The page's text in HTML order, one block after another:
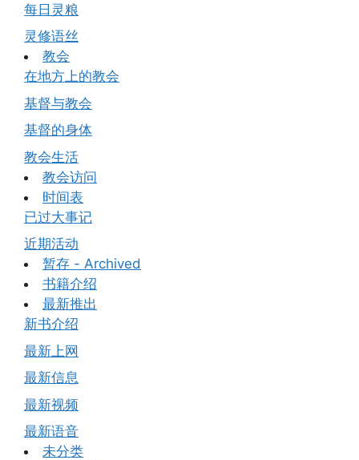
每日灵粮
灵修语丝
教会
在地方上的教会
基督与教会
基督的身体
教会生活
教会访问
时间表
已过大事记
近期活动
暂存 - Archived
书籍介绍
最新推出
新书介绍
最新上网
最新信息
最新视频
最新语音
未分类